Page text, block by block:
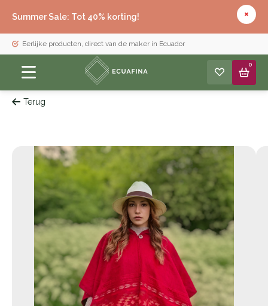
Summer Sale: Tot 40% korting!
Eerlijke producten, direct van de maker in Ecuador
0
Terug